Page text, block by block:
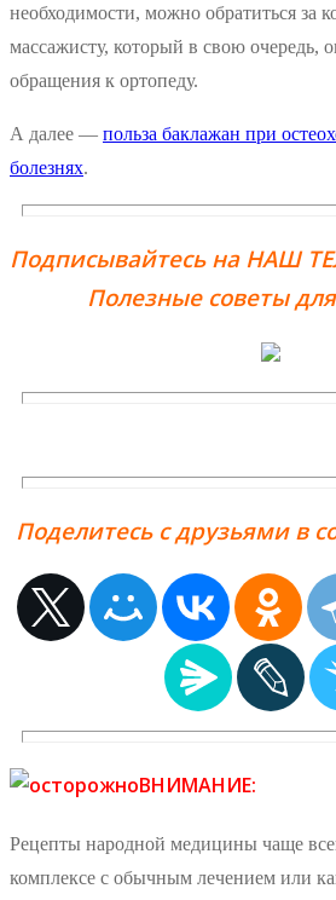
необходимости, можно обратиться за
массажисту, который в свою очередь,
обращения к ортопеду.
А далее — польза баклажан при
болезнях.
Подписывайтесь на НАШ
Полезные советы
Поделитесь с друзьями в
ВНИМАНИЕ:
Рецепты народной медицины чаще
комплексе с обычным лечением или